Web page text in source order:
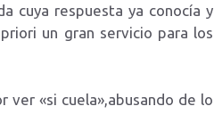
cuya respuesta ya conocía y
un gran servicio para los
«si cuela»,abusando de lo